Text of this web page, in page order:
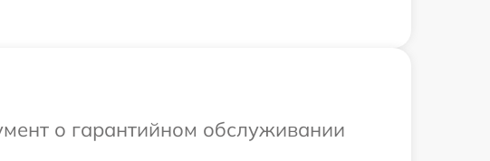
о гарантийном обслуживании